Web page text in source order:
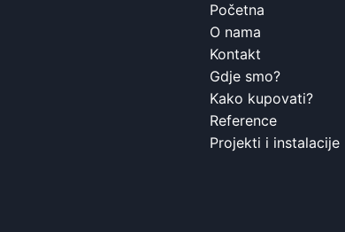
Početna
O nama
Kontakt
Gdje smo?
Kako kupovati?
Reference
Projekti i instalacije